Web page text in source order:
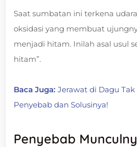
Saat sumbatan ini terkena
oksidasi yang membuat
menjadi hitam. Inilah asal usul
hitam”.
Baca Juga: Jerawat di Dagu
Penyebab dan Solusinya!
Penyebab